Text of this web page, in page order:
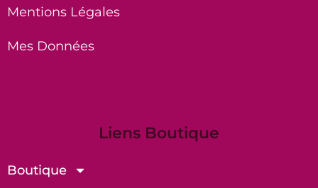
Mentions Légales
Mes Données
Liens Boutique
Boutique